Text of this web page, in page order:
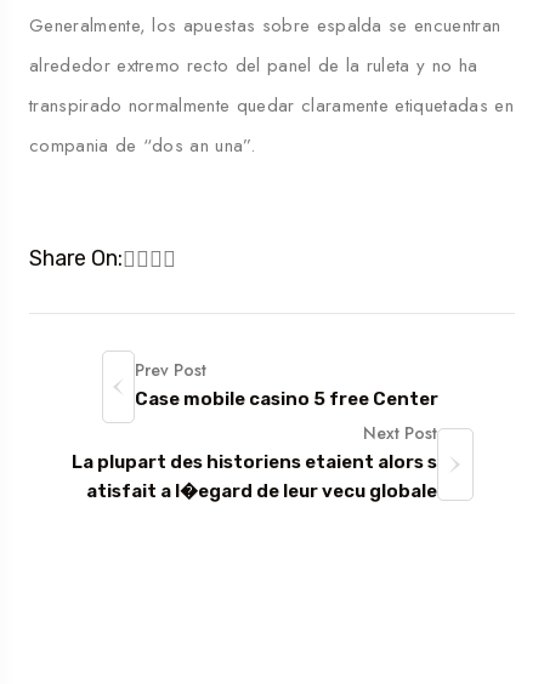
Generalmente, los apuestas sobre espalda se encuentran
alrededor extremo recto del panel de la ruleta y no ha
transpirado normalmente quedar claramente etiquetadas en
compania de “dos an una”.
Share On:
Prev Post
Case mobile casino 5 free Center
Next Post
La plupart des historiens etaient alors s
atisfait a l�egard de leur vecu globale